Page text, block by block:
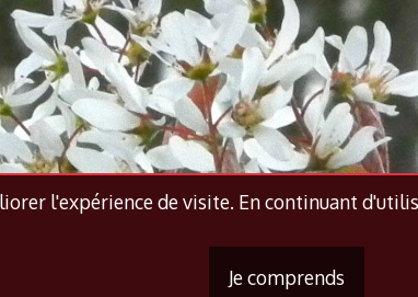
l'expérience de visite. En continuant